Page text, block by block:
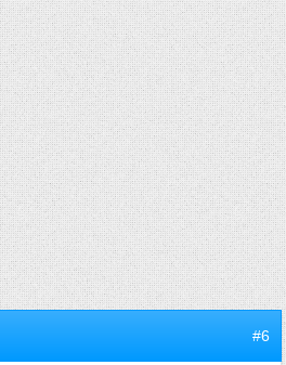
#6